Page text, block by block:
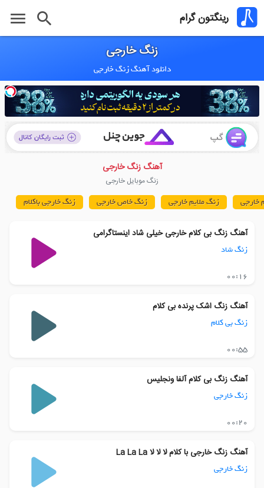
رینگتون گرام search
menu
زنگ خارجی
دانلود آهنگ زنگ خارجی
آهنگ زنگ خارجی
زنگ موبایل خارجی
خارجی زنگ ملایم خارجی زنگ خاص خارجی زنگ خارجی باکلام
آهنگ زنگ بی کلام خارجی خیلی شاد اینستاگرامی
زنگ شاد
00:16
آهنگ زنگ اشک پرنده بی کلام
زنگ بی کلام
00:55
آهنگ زنگ بی کلام آلفا ونجلیس
زنگ خارجی
00:20
آهنگ زنگ خارجی با کلام لا لا لا La La La
زنگ خارجی